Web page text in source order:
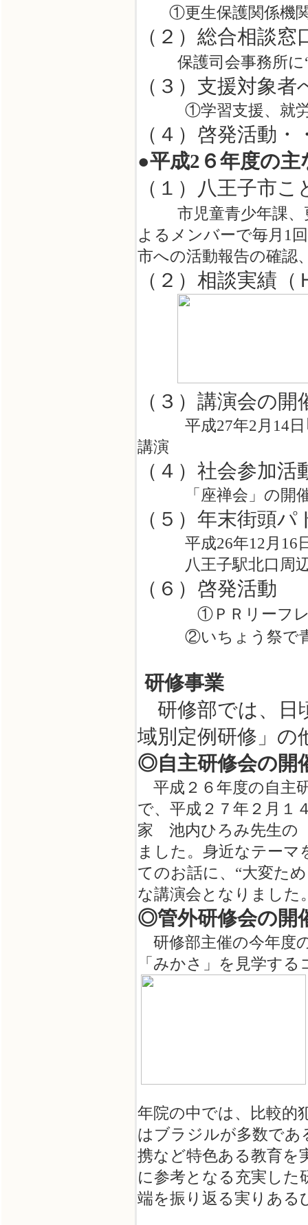
①更生保護関係機
（２）総合相談
保護司会事務所
（３）支援対象
①学習支援、就労支
（４）啓発活動
●平成2６年度の主
（１）八王子市
市児童青少年課
よるメンバーで毎月1
市への活動報告の確認
（２）相談実績
（３）講演会の開
平成27年2月14日｢
講演
（４）社会参加活
「座禅会」の
（５）年末街頭
平成26年12月16日
八王子駅北口周辺
（６）啓発活動
①ＰＲリーフ
②いちょう祭で青少
研修事業
研修部では、日
域別定例研修」の
◎自主研修会の開
平成２６年度の自主
で、平成２７年２月１
家 池内ひろみ先生の
ました。身近なテー
てのお話に、“大変た
な講演会となりました
◎管外研修会の開
研修部主催の今年度
「みかさ」を見学す
年院の中では、比較的
はブラジルが多数であ
携など特色ある教育を
に参考となる充実した
端を振り返る実りある